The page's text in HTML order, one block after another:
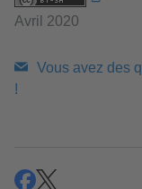
Avril 2020
Vous avez des
!